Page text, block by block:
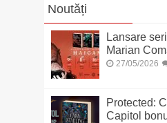
Noutăți
Lansare
Marian
27/05/2026
Protected:
Capitol